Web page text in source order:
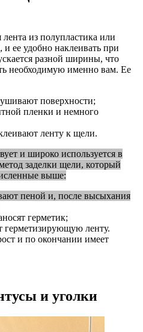
из полупластика или
ее удобно наклеивать при
разной ширины, что
необходимую именно вам. Ее
поверхности;
пленки и немного
ленту к щели.
и широко используется в
заделки щели, который
выше:
пеной и, после высыхания
герметик;
герметизирующую ленту.
и по окончании имеет
и уголки